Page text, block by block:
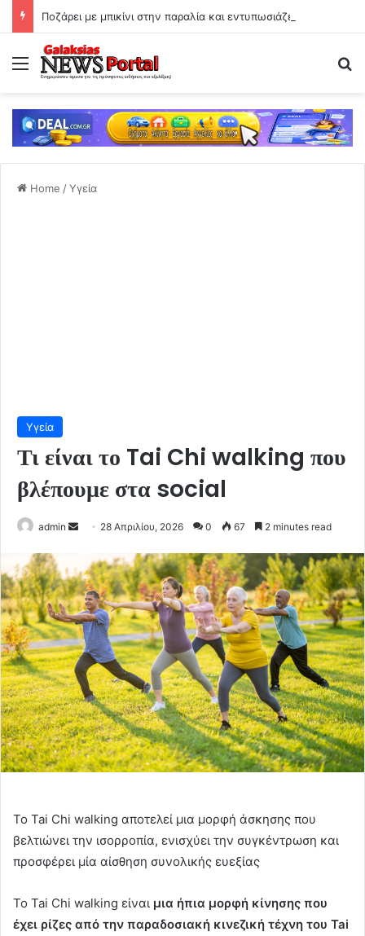
Menu
Home /Υγεία
Υγεία
Τι είναι το Tai Chi walking που
βλέπουμε στα social
admin
Send
email
28 Απριλίου, 2026 0 67 2 minutes read
Το Tai Chi walking αποτελεί μια μορφή άσκησης που
βελτιώνει την ισορροπία, ενισχύει την συγκέντρωση και
προσφέρει μία αίσθηση συνολικής ευεξίας
Το Tai Chi walking είναι μια ήπια μορφή κίνησης που
έχει ρίζες από την παραδοσιακή κινεζική τέχνη του Tai